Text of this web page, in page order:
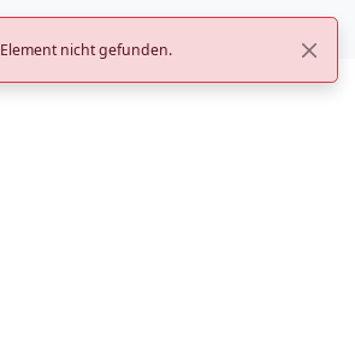
Element nicht gefunden.